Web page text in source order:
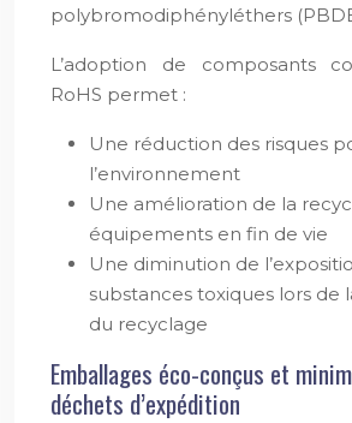
polybromodiphényléthers
L’adoption de composants
RoHS permet :
Une réduction des risques
l’environnement
Une amélioration de la
équipements en fin de vie
Une diminution de
substances toxiques lors de
du recyclage
Emballages éco-conçus et
déchets d’expédition